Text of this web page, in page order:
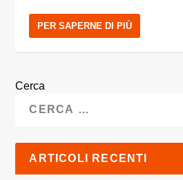
PER SAPERNE DI PIÙ
Cerca
ARTICOLI RECENTI